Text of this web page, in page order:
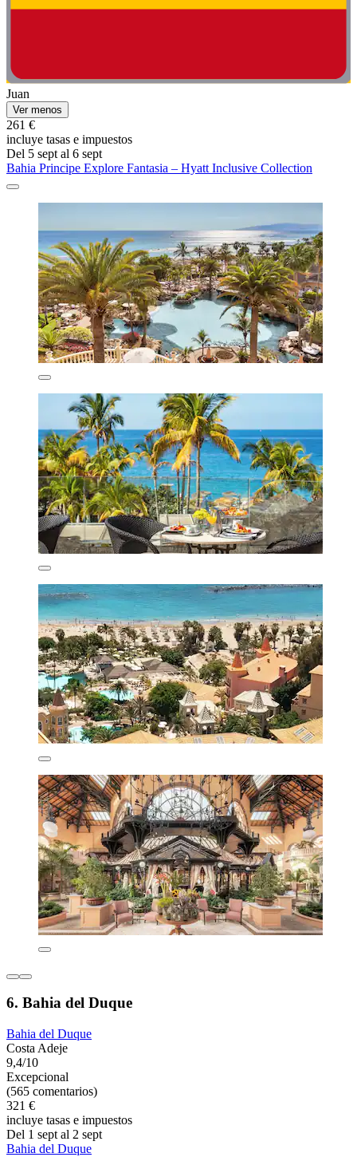
Juan
Ver menos
261 €
incluye tasas e impuestos
Del 5 sept al 6 sept
Bahia Principe Explore Fantasia – Hyatt Inclusive Collection
6. Bahia del Duque
Bahia del Duque
Costa Adeje
9,4/10
Excepcional
(565 comentarios)
321 €
incluye tasas e impuestos
Del 1 sept al 2 sept
Bahia del Duque